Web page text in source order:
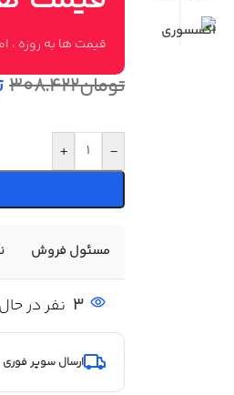
قیمت ها به روزه ،
تومان۳۰۸.۴۲۲
-
+
مسئول فروش
3 نفر در
ارسال سوپر فوری